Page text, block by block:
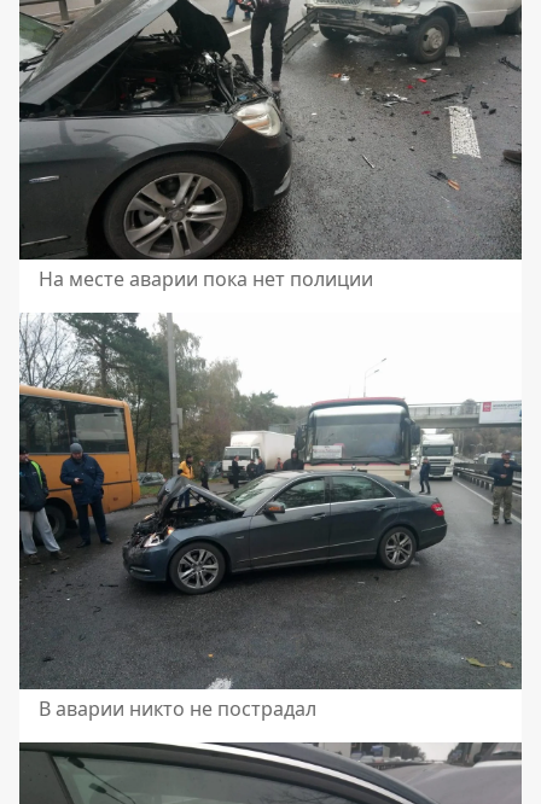
На месте аварии пока нет полиции
В аварии никто не пострадал